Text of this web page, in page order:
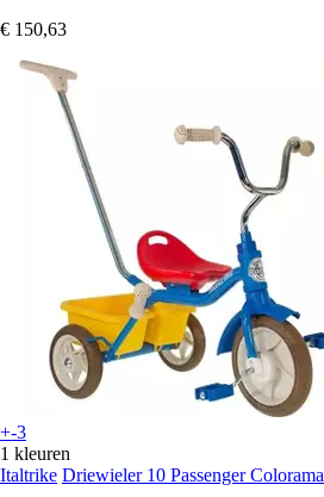
€ 150,63
+-3
1 kleuren
Italtrike Driewieler 10 Passenger Colorama